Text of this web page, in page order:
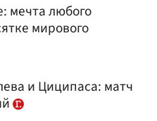
мечта любого
мирового
и Циципаса: матч